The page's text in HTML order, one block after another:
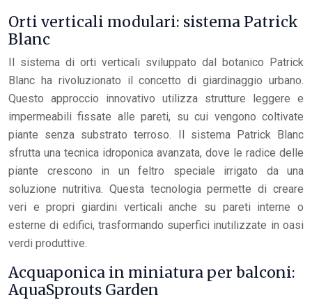
Orti verticali modulari: sistema Patrick
Blanc
Il sistema di orti verticali sviluppato dal botanico Patrick
Blanc ha rivoluzionato il concetto di giardinaggio urbano.
Questo approccio innovativo utilizza strutture leggere e
impermeabili fissate alle pareti, su cui vengono coltivate
piante senza substrato terroso. Il sistema Patrick Blanc
sfrutta una tecnica idroponica avanzata, dove le radice delle
piante crescono in un feltro speciale irrigato da una
soluzione nutritiva. Questa tecnologia permette di creare
veri e propri giardini verticali anche su pareti interne o
esterne di edifici, trasformando superfici inutilizzate in oasi
verdi produttive.
Acquaponica in miniatura per balconi:
AquaSprouts Garden